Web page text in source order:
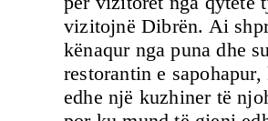
vizitojnë Dibrën. Ai
kënaqur nga puna dhe
restorantin e
edhe një kuzhiner të